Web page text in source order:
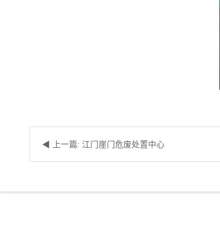
◀ 上一篇: 江门崖门危废处置中心